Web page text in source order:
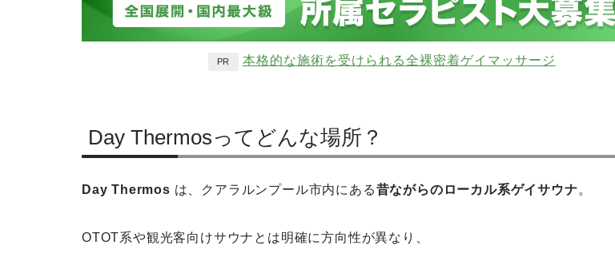
PR 本格的な施術を受けられる全裸密着ゲイマッサージ
Day Thermosってどんな場所？
Day Thermos は、クアラルンプール市内にある昔ながらのローカル系ゲイサウナ。
OTOT系や観光客向けサウナとは明確に方向性が異なり、